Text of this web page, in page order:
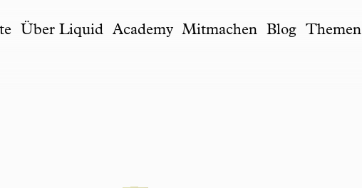
Über Liquid Academy Mitmachen Blog Themen